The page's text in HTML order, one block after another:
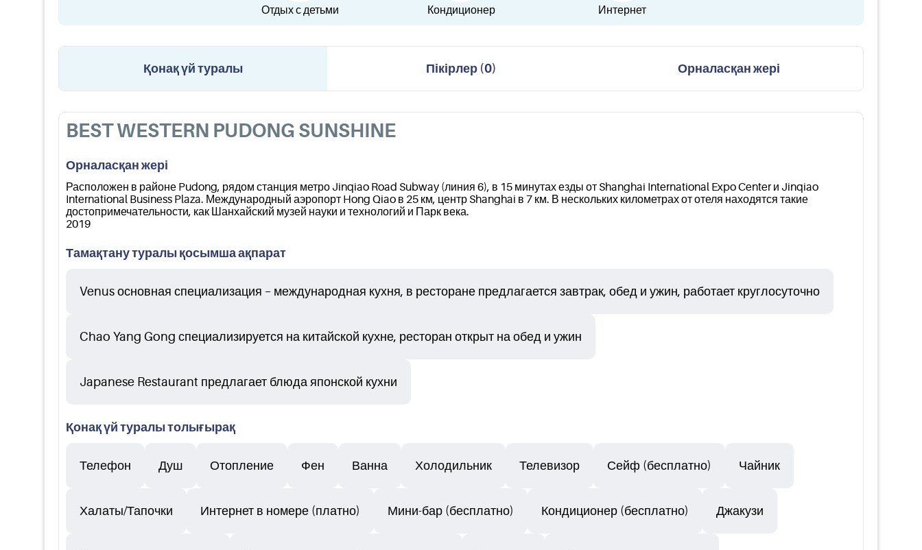
Отдых с детьми Кондиционер Интернет
Қонақ үй туралы Пікірлер(0) Орналасқан жері
BEST WESTERN PUDONG SUNSHINE
Орналасқан жері
Расположен в районе Pudong, рядом станция метро Jinqiao Road Subway (линия 6), в 15 минутах езды от Shanghai International Expo Center и Jinqiao
International Business Plaza. Международный аэропорт Hong Qiao в 25 км, центр Shanghai в 7 км. В нескольких километрах от отеля находятся такие
достопримечательности, как Шанхайский музей науки и технологий и Парк века.
2019
Тамақтану туралы қосымша ақпарат
Venus основная специализация – международная кухня, в ресторане предлагается завтрак, обед и ужин, работает круглосуточно
Chao Yang Gong специализируется на китайской кухне, ресторан открыт на обед и ужин
Japanese Restaurant предлагает блюда японской кухни
Қонақ үй туралы толығырақ
Телефон Душ Отопление Фен Ванна Холодильник Телевизор Сейф (бесплатно) Чайник
Халаты/Тапочки Интернет в номере (платно) Мини-бар (бесплатно) Кондиционер (бесплатно) Джакузи